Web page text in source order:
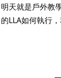
明天就是戶外教
的LLA如何執行